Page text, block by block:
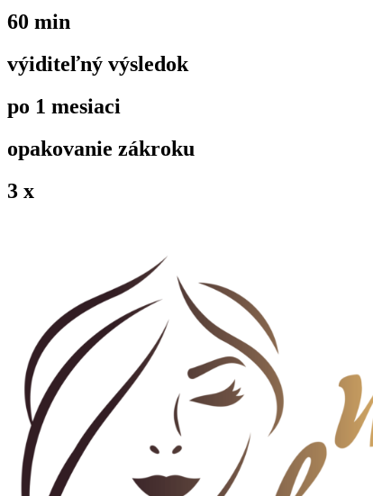
60 min
výiditeľný výsledok
po 1 mesiaci
opakovanie zákroku
3 x